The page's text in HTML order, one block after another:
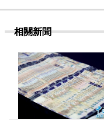
相關新聞